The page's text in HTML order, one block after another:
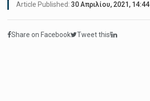
Article Published: 30 Απριλίου, 2021, 14:44
Share on Facebook Tweet this!